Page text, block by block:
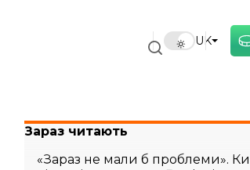
UK
Зараз читають
«Зараз не мали б проблеми».